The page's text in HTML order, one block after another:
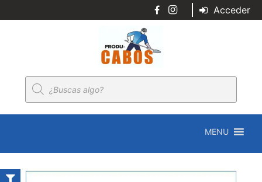
Acceder
Búsqueda
de
productos
MENU